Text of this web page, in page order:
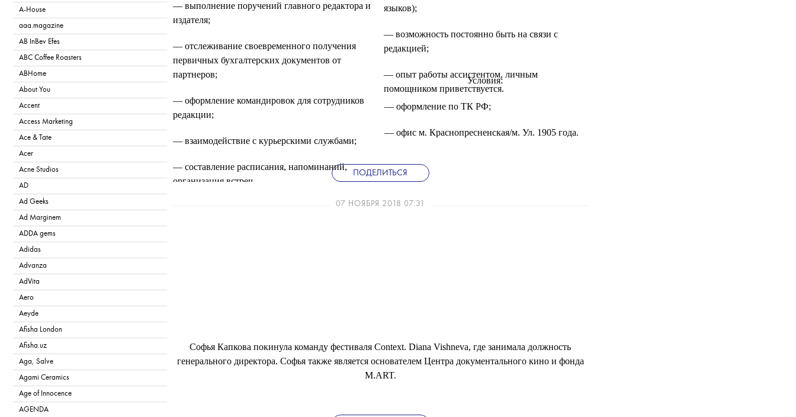
A-House
aaa.magazine
AB InBev Efes
ABC Coffee Roasters
ABHome
About You
Accent
Access Marketing
Ace & Tate
Acer
Acne Studios
AD
Ad Geeks
Ad Marginem
ADDA gems
Adidas
Advanza
AdVita
Aero
Aeyde
Afisha London
Afisha.uz
Aga, Salve
Agami Ceramics
Age of Innocence
AGENDA
— выполнение поручений главного редактора и
издателя;
— отслеживание своевременного получения
первичных бухгалтерских документов от
партнеров;
— оформление командировок для сотрудников
редакции;
— взаимодействие с курьерскими службами;
— составление расписания, напоминаний,
организация встреч.
языков);
— возможность постоянно быть на связи с
редакцией;
— опыт работы ассистентом, личным
помощником приветствуется.
Условия:
— оформление по ТК РФ;
— офис м. Краснопресненская/м. Ул. 1905 года.
ПОДЕЛИТЬСЯ
07 НОЯБРЯ 2018 07:31
Софья Капкова покинула команду фестиваля Context. Diana Vishneva, где занимала должность
генерального директора. Софья также является основателем Центра документального кино и фонда
M.ART.